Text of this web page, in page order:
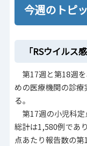
今週のトピ
「RSウイルス
第17週と第18週
めの医療機関の診
る。
第17週の小児科定
総計は1,580例であ
点あたり報告数の